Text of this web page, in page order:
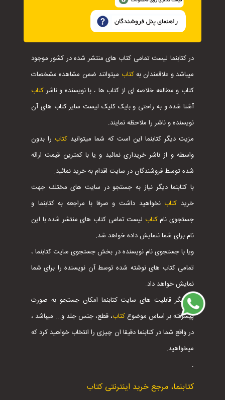
کتابنما، مرجع خرید اینترنتی کتاب
در کتابنما لیست تمامی کتاب های منتشر شده در کشور موجود
میباشد و علاقمندان بهکتاب میتوانند ضمن مشاهده مشخصات
کتاب و مطالعه خلاصه ای از کتاب ها ، با نویسنده و ناشر کتاب
آشنا شده و به راحتی و بایک کلیک لیست سایر کتاب های آن
نویسنده و ناشر را ملاحظه نمایند.
مزیت دیگر کتابنما این است که شما میتوانید کتاب را بدون
واسطه و از ناشر خریداری نمائید و یا با کمترین قیمت ارائه
شده توسط فروشندگان در سایت اقدام به خرید نمائید.
با کتابنما دیگر نیاز به جستجو در سایت های مختلف جهت
خرید کتابنخواهید داشت و صرفا با مراجعه به کتابنما و
جستجوی نامکتاب لیست تمامی کتاب های منتشر شده با این
نام برای شما ننمایش داده خواهد شد.
ویا با جستجوی نام نویسنده در بخش جستجوی سایت کتابنما ،
تمامی کتاب های نوشته شده توسط آن نویسنده را برای شما
نمایش خواهد داد.
از دیگر قابلیت های سایت کتابنما امکان جستجو به صورت
پیشرفته بر اساس موضوع کتاب، قطع، جنس جلد و... میباشد ،
در واقع شما در کتابنما دقیقا ان چیزی را انتخاب خواهید کرد که
میخواهید.
.